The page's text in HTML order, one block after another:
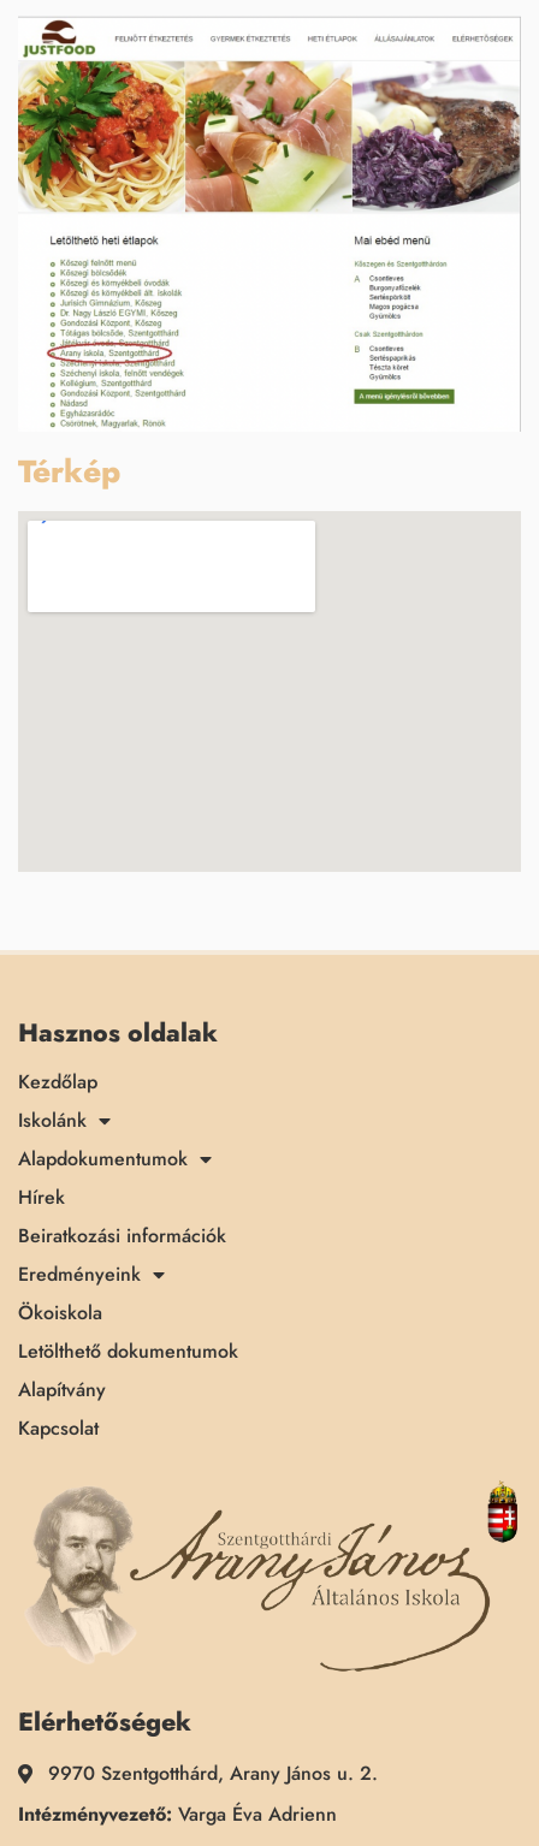
Térkép
Hasznos oldalak
Kezdőlap
Iskolánk
Alapdokumentumok
Hírek
Beiratkozási információk
Eredményeink
Ökoiskola
Letölthető dokumentumok
Alapítvány
Kapcsolat
Elérhetőségek
9970 Szentgotthárd, Arany János u. 2.
Intézményvezető: Varga Éva Adrienn